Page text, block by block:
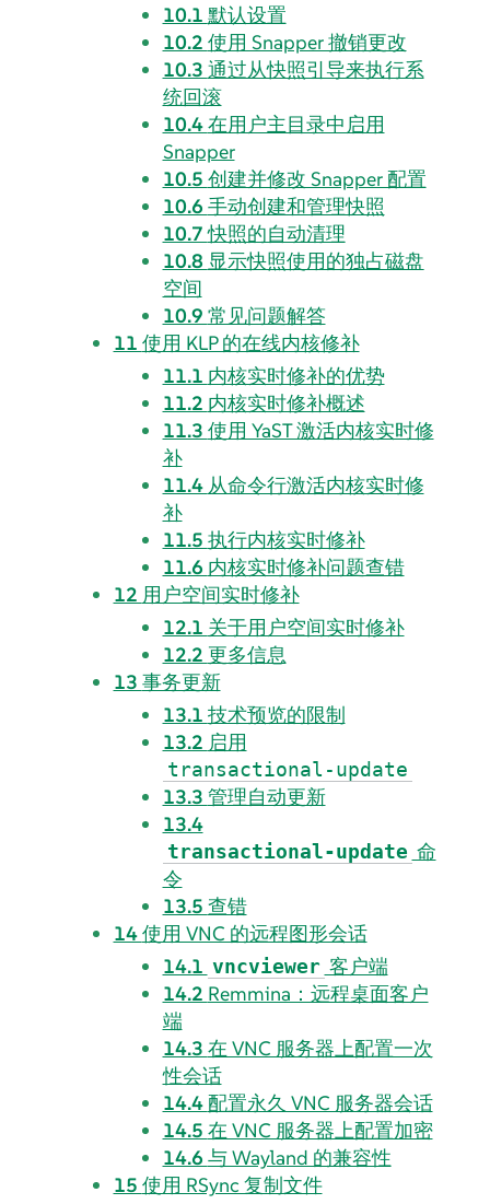
10.1 默认设置
10.2 使用 Snapper 撤销更改
10.3 通过从快照引导来执行系
统回滚
10.4在用户主目录中启用
Snapper
10.5 创建并修改 Snapper 配置
10.6 手动创建和管理快照
10.7快照的自动清理
10.8 显示快照使用的独占磁盘
空间
10.9 常见问题解答
11 使用 KLP 的在线内核修补
11.1 内核实时修补的优势
11.2 内核实时修补概述
11.3 使用 YaST 激活内核实时修
补
11.4 从命令行激活内核实时修
补
11.5 执行内核实时修补
11.6 内核实时修补问题查错
12 用户空间实时修补
12.1 关于用户空间实时修补
12.2 更多信息
13 事务更新
13.1 技术预览的限制
13.2 启用
transactional-update
13.3 管理自动更新
13.4
transactional-update 命
令
13.5 查错
14使用 VNC 的远程图形会话
14.1 vncviewer 客户端
14.2 Remmina：远程桌面客户
端
14.3 在 VNC 服务器上配置一次
性会话
14.4配置永久 VNC 服务器会话
14.5 在 VNC 服务器上配置加密
14.6 与 Wayland 的兼容性
15 使用 RSync 复制文件